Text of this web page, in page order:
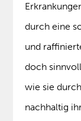
durch eine
und
doch
wie sie
nachhaltig